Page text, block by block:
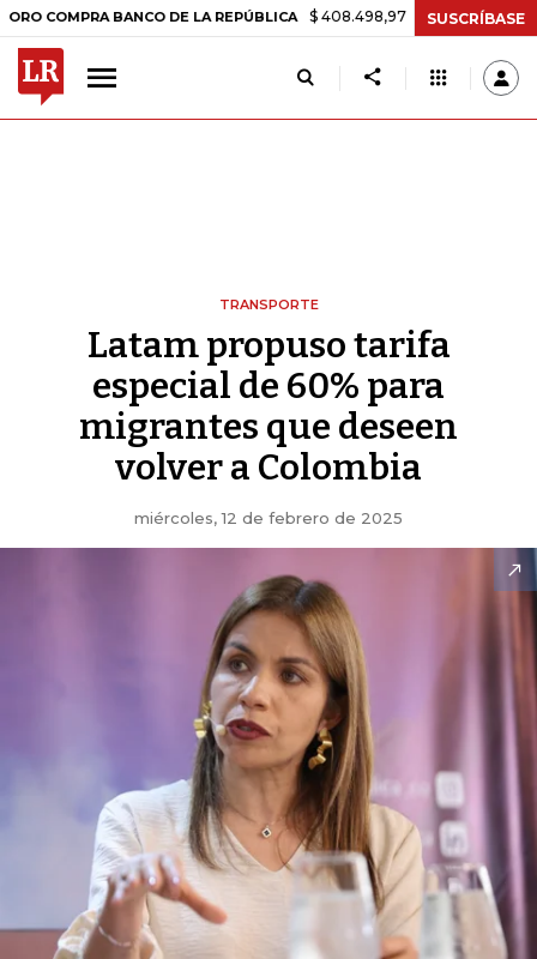
BANCO DE LA REPÚBLICA $ 408.498,97 +$ 8.753,81 +2,19%
SUSCRÍBASE
TRANSPORTE
Latam propuso tarifa
especial de 60% para
migrantes que deseen
volver a Colombia
miércoles, 12 de febrero de 2025